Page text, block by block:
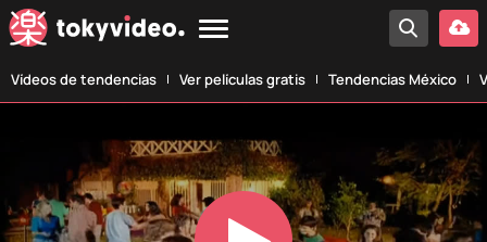
Vídeos de tendencias Ver películas gratis Tendencias México